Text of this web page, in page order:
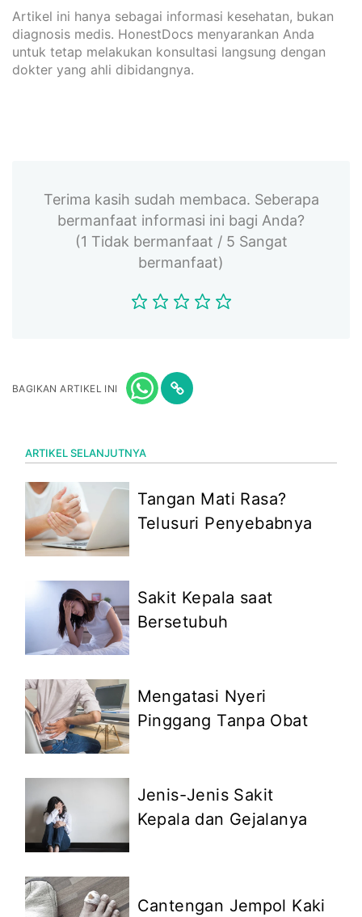
Artikel ini hanya sebagai informasi kesehatan, bukan
diagnosis medis. HonestDocs menyarankan Anda
untuk tetap melakukan konsultasi langsung dengan
dokter yang ahli dibidangnya.
Terima kasih sudah membaca. Seberapa
bermanfaat informasi ini bagi Anda?
(1 Tidak bermanfaat / 5 Sangat
bermanfaat)
BAGIKAN ARTIKEL INI
ARTIKEL SELANJUTNYA
Tangan Mati Rasa?
Telusuri Penyebabnya
Sakit Kepala saat
Bersetubuh
Mengatasi Nyeri
Pinggang Tanpa Obat
Jenis-Jenis Sakit
Kepala dan Gejalanya
Cantengan Jempol Kaki